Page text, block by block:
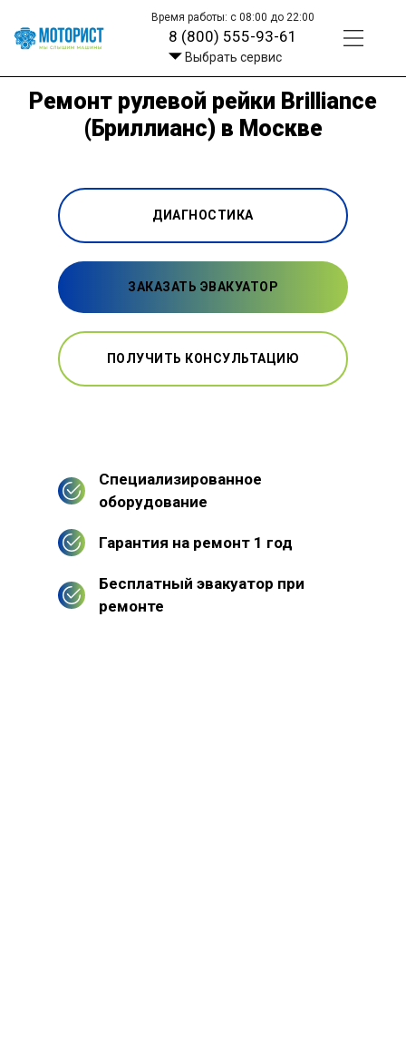
Время работы: с 08:00 до 22:00
8 (800) 555-93-61
Выбрать сервис
Ремонт рулевой рейки Brilliance
(Бриллианс) в Москве
ДИАГНОСТИКА
ЗАКАЗАТЬ ЭВАКУАТОР
ПОЛУЧИТЬ КОНСУЛЬТАЦИЮ
Специализированное
оборудование
Гарантия на ремонт 1 год
Бесплатный эвакуатор при
ремонте